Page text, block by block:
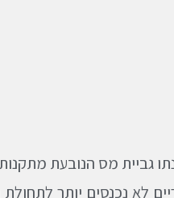
גביית מס הנובעת מתקנות
לא נכנסים יותר לתחולת